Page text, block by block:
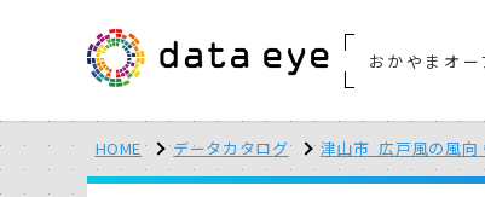
おかやまオ
HOME データカタログ 津山市_広戸風の風